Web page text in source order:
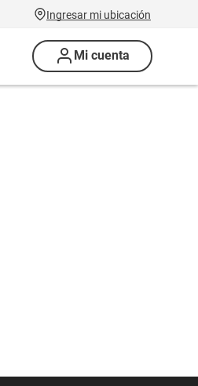
Ingresar mi ubicación
Mi cuenta